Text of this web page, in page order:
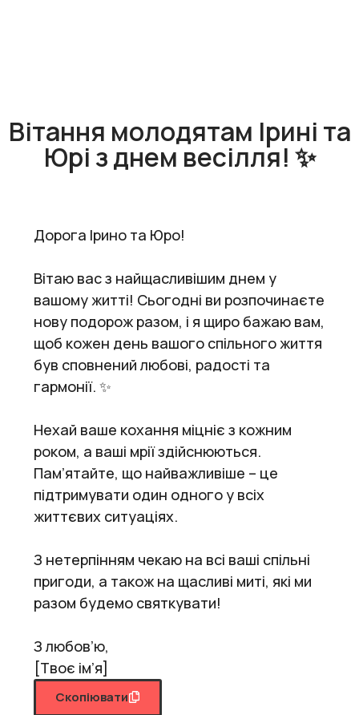
Вітання молодятам Ірині та
Юрі з днем весілля! ✨
Дорога Ірино та Юро!
Вітаю вас з найщасливішим днем у
вашому житті! Сьогодні ви розпочинаєте
нову подорож разом, і я щиро бажаю вам,
щоб кожен день вашого спільного життя
був сповнений любові, радості та
гармонії. ✨
Нехай ваше кохання міцніє з кожним
роком, а ваші мрії здійснюються.
Пам’ятайте, що найважливіше – це
підтримувати один одного у всіх
життєвих ситуаціях.
З нетерпінням чекаю на всі ваші спільні
пригоди, а також на щасливі миті, які ми
разом будемо святкувати!
З любов’ю,
[Твоє ім’я]
Скопіювати